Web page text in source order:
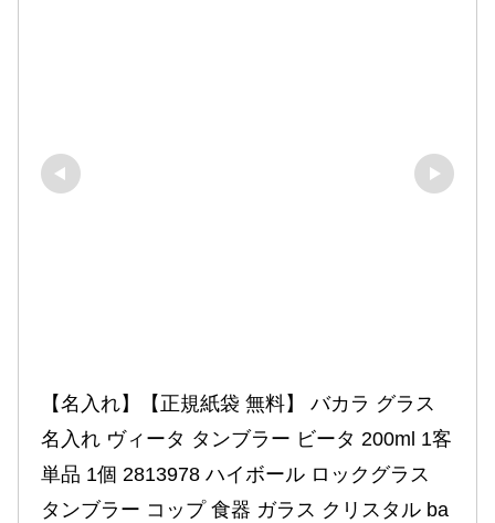
【名入れ】【正規紙袋 無料】 バカラ グラス
名入れ ヴィータ タンブラー ビータ 200ml 1客
単品 1個 2813978 ハイボール ロックグラス
タンブラー コップ 食器 ガラス クリスタル ba